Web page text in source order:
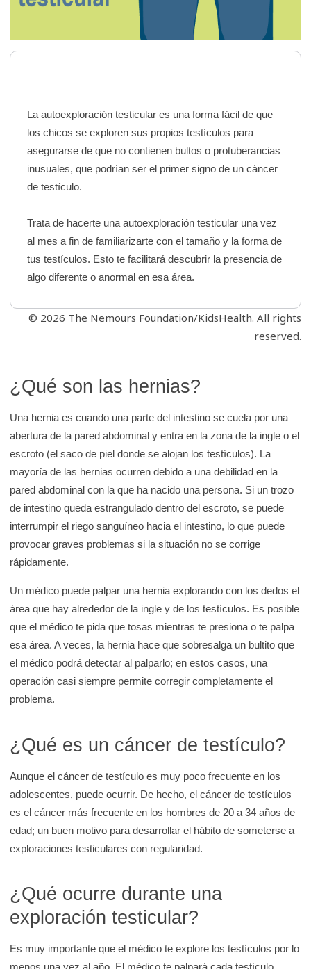
La autoexploración testicular es una forma fácil de que
los chicos se exploren sus propios testículos para
asegurarse de que no contienen bultos o protuberancias
inusuales, que podrían ser el primer signo de un cáncer
de testículo.
Trata de hacerte una autoexploración testicular una vez
al mes a fin de familiarizarte con el tamaño y la forma de
tus testículos. Esto te facilitará descubrir la presencia de
algo diferente o anormal en esa área.
© 2026 The Nemours Foundation/KidsHealth. All rights
reserved.
¿Qué son las hernias?
Una hernia es cuando una parte del intestino se cuela por una
abertura de la pared abdominal y entra en la zona de la ingle o el
escroto (el saco de piel donde se alojan los testículos). La
mayoría de las hernias ocurren debido a una debilidad en la
pared abdominal con la que ha nacido una persona. Si un trozo
de intestino queda estrangulado dentro del escroto, se puede
interrumpir el riego sanguíneo hacia el intestino, lo que puede
provocar graves problemas si la situación no se corrige
rápidamente.
Un médico puede palpar una hernia explorando con los dedos el
área que hay alrededor de la ingle y de los testículos. Es posible
que el médico te pida que tosas mientras te presiona o te palpa
esa área. A veces, la hernia hace que sobresalga un bultito que
el médico podrá detectar al palparlo; en estos casos, una
operación casi siempre permite corregir completamente el
problema.
¿Qué es un cáncer de testículo?
Aunque el cáncer de testículo es muy poco frecuente en los
adolescentes, puede ocurrir. De hecho, el cáncer de testículos
es el cáncer más frecuente en los hombres de 20 a 34 años de
edad; un buen motivo para desarrollar el hábito de someterse a
exploraciones testiculares con regularidad.
¿Qué ocurre durante una
exploración testicular?
Es muy importante que el médico te explore los testículos por lo